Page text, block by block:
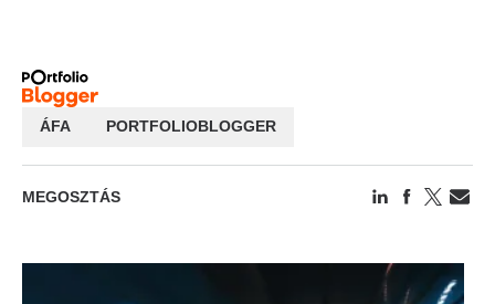
ÁFA PORTFOLIOBLOGGER
MEGOSZTÁS